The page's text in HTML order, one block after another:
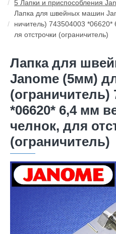
5 Лапки и приспособления
Лапка для швейных машин
ничитель) 743504003
ля отстрочки (ограничитель)
Лапка для
Janome (5мм)
(ограничитель)
*06620* 6,4 мм
челнок, для
(ограничитель)